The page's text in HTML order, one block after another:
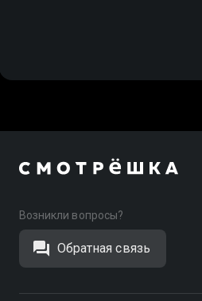
Возникли вопросы?
Обратная связь